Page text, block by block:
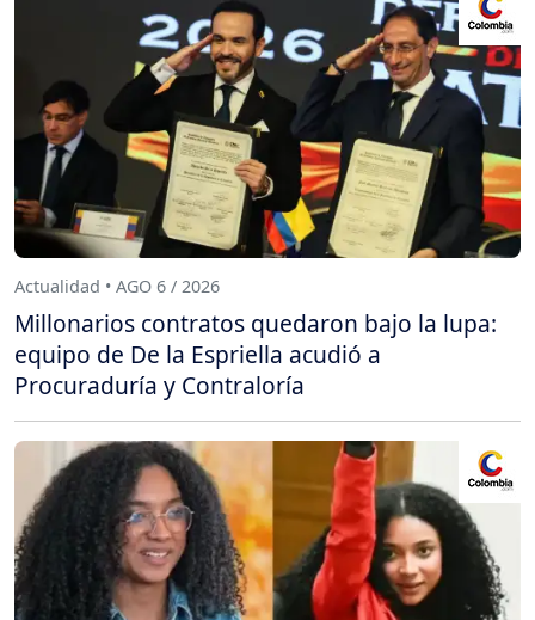
Actualidad • AGO 6 / 2026
Millonarios contratos quedaron bajo la lupa:
equipo de De la Espriella acudió a
Procuraduría y Contraloría